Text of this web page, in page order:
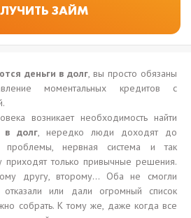
деньги в долг, вы просто обязаны
моментальных кредитов с
возникает необходимость найти
в долг, нередко люди доходят до
нервная система и так
приходят только привычные решения.
другу, второму… Оба не смогли
или дали огромный список
собрать. К тому же, даже когда все